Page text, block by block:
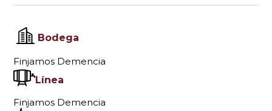
Bodega
Finjamos Demencia
Línea
Finjamos Demencia